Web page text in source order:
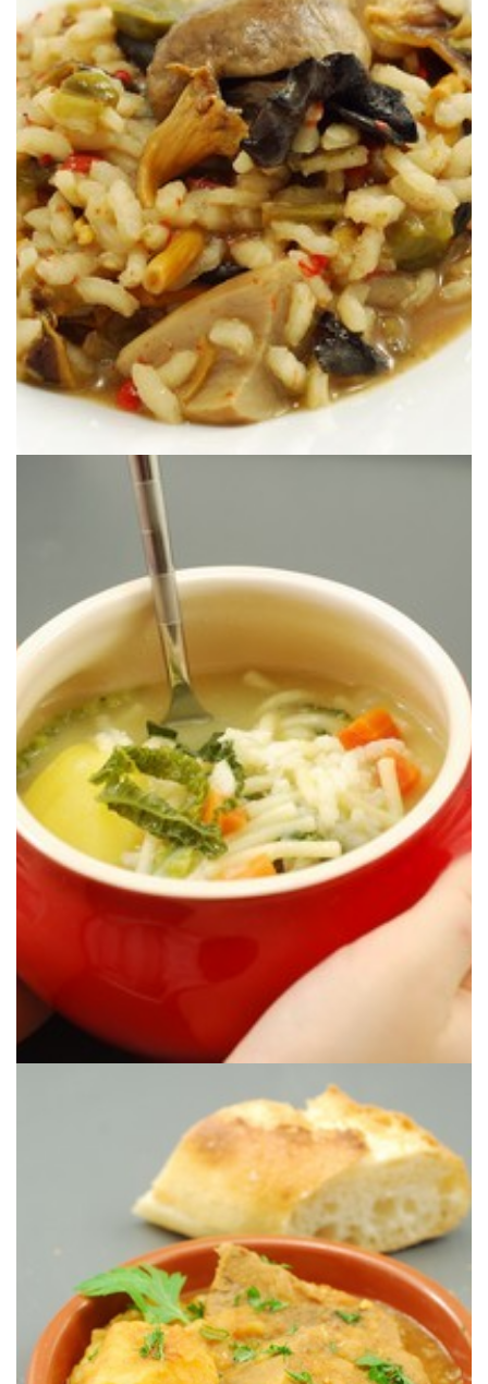
PROYECTO ROCA: ARROZ CON SETAS
DE OTOÑO
Un arroz con setas al más puro estilo catalán con setas de
temporada recolectadas en familia.
PROYECTO ROCA: ESCUDELLA DE
FIDEOS & ARROZ
Una versión muy simplificada de la tradicional escudella catalana
con fiedeos y arroz pero sin pilota (albóndiga de carne) o galets.
Una manera deliciosa de guisar lengua de ternera con una salsa para
mojar pan.